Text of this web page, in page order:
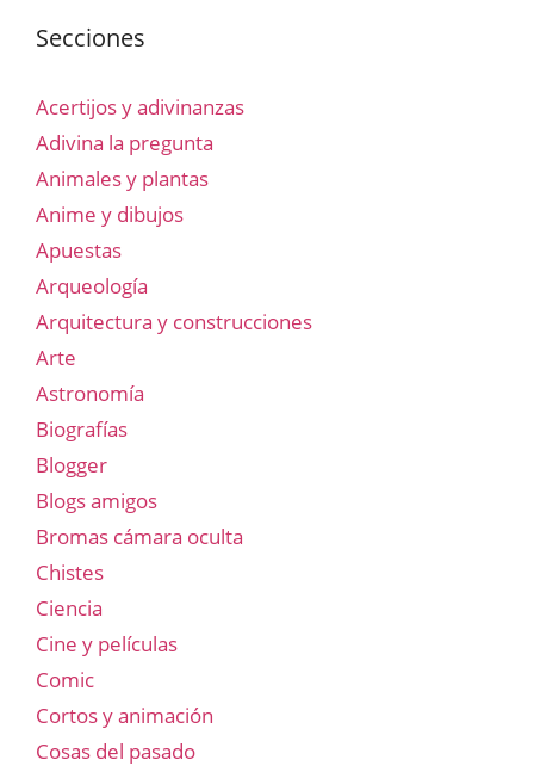
Secciones
Acertijos y adivinanzas
Adivina la pregunta
Animales y plantas
Anime y dibujos
Apuestas
Arqueología
Arquitectura y construcciones
Arte
Astronomía
Biografías
Blogger
Blogs amigos
Bromas cámara oculta
Chistes
Ciencia
Cine y películas
Comic
Cortos y animación
Cosas del pasado